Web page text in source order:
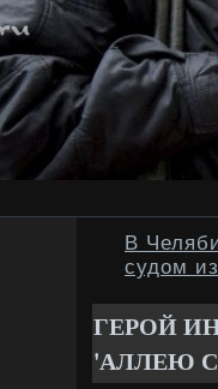
В
судом
ГЕРОЙ
'АЛЛЕЮ